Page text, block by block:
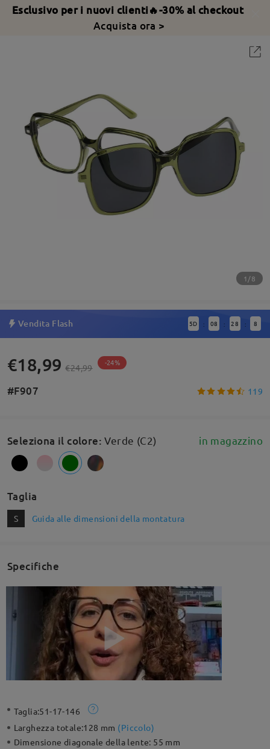
Esclusivo per i nuovi clienti🔥-30% al checkout
Acquista ora >
1/8
Vendita Flash 5D : 08 : 28 : 7
€18,99 €24,99 -24%
#F907 119
Seleziona il colore:Verde (C2) in magazzino
Taglia
S Guida alle dimensioni della montatura
Specifiche
Taglia:51-17-146
Larghezza totale:128 mm (Piccolo)
Dimensione diagonale della lente: 55 mm